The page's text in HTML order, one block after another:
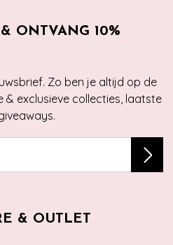
ONTVANG 10%
Zo ben je altijd op de
& exclusieve collecties, laatste
& OUTLET